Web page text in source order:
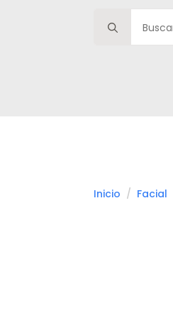
for:
Inicio Facial